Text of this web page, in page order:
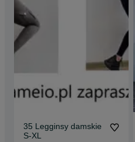
35 Legginsy damskie
S-XL